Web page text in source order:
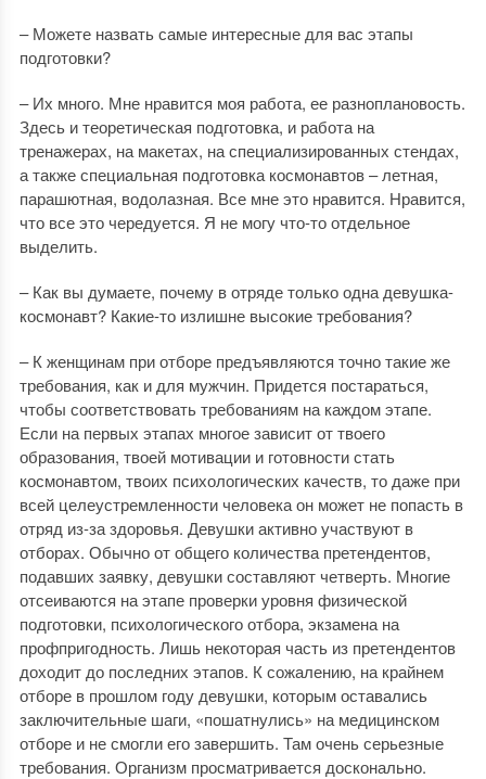
– Можете назвать самые интересные для вас этапы
подготовки?
– Их много. Мне нравится моя работа, ее разноплановость.
Здесь и теоретическая подготовка, и работа на
тренажерах, на макетах, на специализированных стендах,
а также специальная подготовка космонавтов – летная,
парашютная, водолазная. Все мне это нравится. Нравится,
что все это чередуется. Я не могу что-то отдельное
выделить.
– Как вы думаете, почему в отряде только одна девушка-
космонавт? Какие-то излишне высокие требования?
– К женщинам при отборе предъявляются точно такие же
требования, как и для мужчин. Придется постараться,
чтобы соответствовать требованиям на каждом этапе.
Если на первых этапах многое зависит от твоего
образования, твоей мотивации и готовности стать
космонавтом, твоих психологических качеств, то даже при
всей целеустремленности человека он может не попасть в
отряд из-за здоровья. Девушки активно участвуют в
отборах. Обычно от общего количества претендентов,
подавших заявку, девушки составляют четверть. Многие
отсеиваются на этапе проверки уровня физической
подготовки, психологического отбора, экзамена на
профпригодность. Лишь некоторая часть из претендентов
доходит до последних этапов. К сожалению, на крайнем
отборе в прошлом году девушки, которым оставались
заключительные шаги, «пошатнулись» на медицинском
отборе и не смогли его завершить. Там очень серьезные
требования. Организм просматривается досконально.